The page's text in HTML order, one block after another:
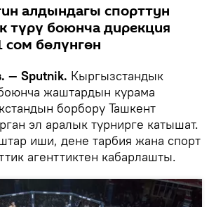
алдындагы спорттун
түрү боюнча дирекция
сом бөлүнгөн
— Sputnik. Кыргызстандык
жаштардын курама
борбору Ташкент
эл аралык турнирге катышат.
иши, дене тарбия жана спорт
агенттиктен кабарлашты.